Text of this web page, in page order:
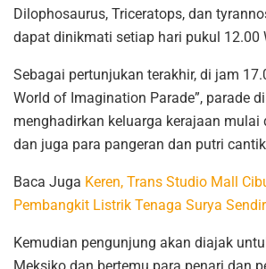
Dilophosaurus, Triceratops, dan
dapat dinikmati setiap hari pukul 12.00
Sebagai pertunjukan terakhir, di jam
World of Imagination Parade”, parade
menghadirkan keluarga kerajaan mulai
dan juga para pangeran dan putri
Baca Juga Keren, Trans Studio Mall
Pembangkit Listrik Tenaga Surya
Kemudian pengunjung akan diajak